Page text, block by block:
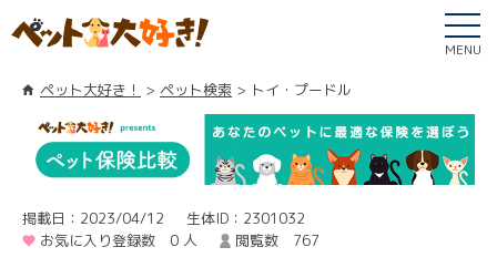
MENU
ペット大好き！ ペット検索 トイ・プードル
掲載日：2023/04/12
生体ID：2301032
お気に入り登録数 0 人
閲覧数 767